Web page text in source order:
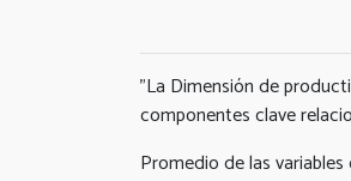
"La Dimensión de
componentes clave
Promedio de las